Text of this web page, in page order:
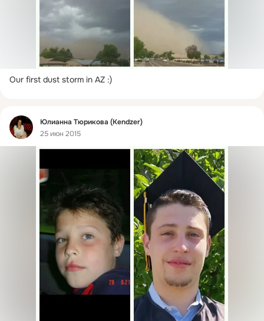
Our first dust storm in AZ :)
Фид
Юлианна Тюрикова (Kendzer)
25 июн 2015